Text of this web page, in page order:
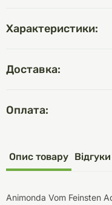
Характеристики:
Доставка:
Оплата:
Опис товару
Animonda Vom Feinsten